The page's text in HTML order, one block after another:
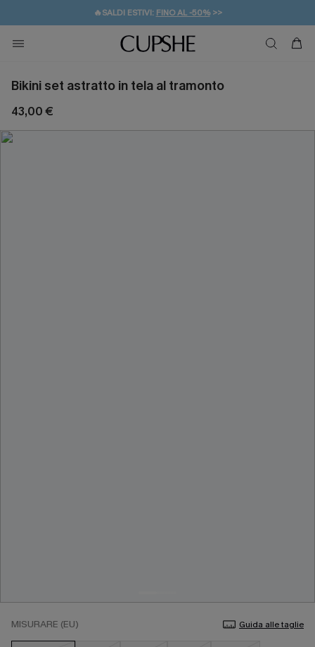
🔥SALDI ESTIVI: FINO AL -50%>>
🚚SPEDIZIONE GRATUITA DA 49€
💌REGALO PER I NUOVI: 20% DI SCONTO*
Bikini set astratto in tela al tramonto
43,00 €
MISURARE (EU) Guida alle taglie